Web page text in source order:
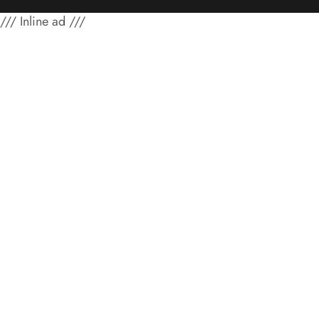
/// Inline ad ///